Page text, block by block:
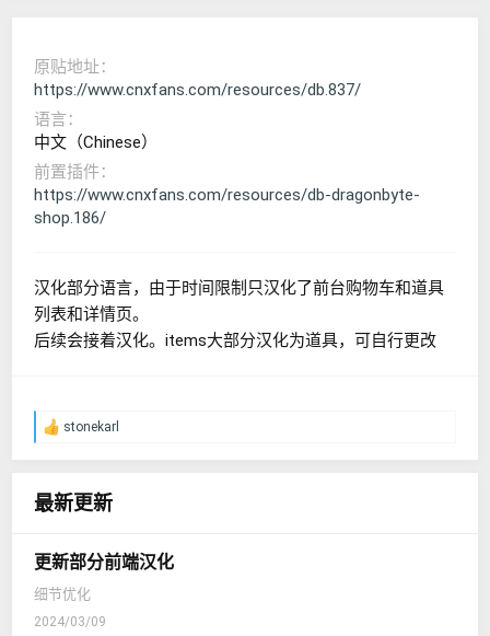
原贴地址
https://www.cnxfans.com/resources/db.837/
语言
中文（Chinese）
前置插件
https://www.cnxfans.com/resources/db-dragonbyte-
shop.186/
汉化部分语言，由于时间限制只汉化了前台购物车和道具
列表和详情页。
后续会接着汉化。items大部分汉化为道具，可自行更改
反
stonekarl
最新更新
更新部分前端汉化
细节优化
2024/03/09